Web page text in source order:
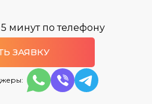
ЗАЯВКУ
5 минут по телефону